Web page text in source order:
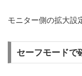
モニター側の拡大設
セーフモードで